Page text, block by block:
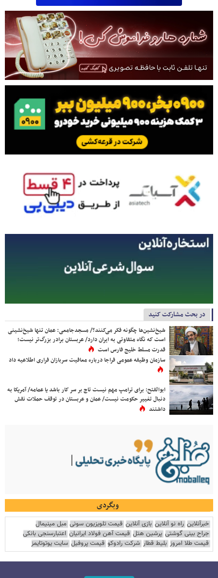
در بحث مشارکت کنید
شیخ‌نشین‌ها چگونه فکر می‌کنند؟/ مسجدجامعی: عمان تنها شیخ‌نشینی
است که نگاه متفاوتی به ایران دارد/ عربستان برادر بزرگ‌تر نیست؛
قدرت مسلط خلیج فارس است
سازمان وظیفه عمومی فراجا درباره معافیت سربازان فراری اطلاعیه داد
ابوالفتح: برای ترامپ مهم نیست تاج بر سر کار باشد یا عمامه/ آمریکا به
دنبال تغییر حکومت نیست/ عمان و عربستان در توقف حملات نقش
داشتند
وبگردی
خبرآنلاین راه نو آنلاین بازی آنلاین قیمت تلویزیون سونی مبل مینیمال
جراح بینی گوشتی پرشین هتل قیمت آهن فولاد ایرانیان اعتبارسنجی بانکی
قیمت طلا امروز بلیط قطار شرکت رادوکو قیمت پروفیل سایت یوتوتایمز